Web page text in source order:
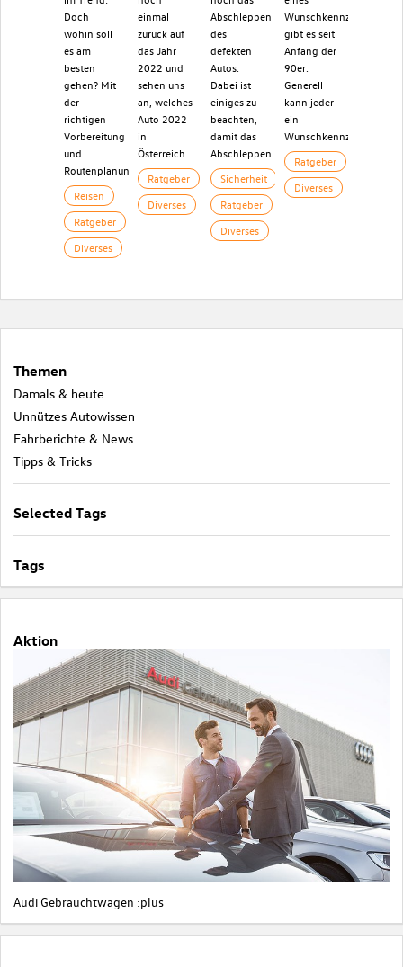
Doch
wohin soll
es am
besten
gehen? Mit
der
richtigen
Vorbereitung
und
Routenplanung...
Reisen
Ratgeber
Diverses
einmal
zurück auf
das Jahr
2022 und
sehen uns
an, welches
Auto 2022
in
Österreich...
Ratgeber
Diverses
Abschleppen
des
defekten
Autos.
Dabei ist
einiges zu
beachten,
damit das
Abschleppen...
Sicherheit
Ratgeber
Diverses
Wunschkennzeichens
gibt es seit
Anfang der
90er.
Generell
kann jeder
ein
Wunschkennzeichen...
Ratgeber
Diverses
Themen
Damals & heute
Unnützes Autowissen
Fahrberichte & News
Tipps & Tricks
Selected Tags
Tags
Aktion
Audi Gebrauchtwagen :plus